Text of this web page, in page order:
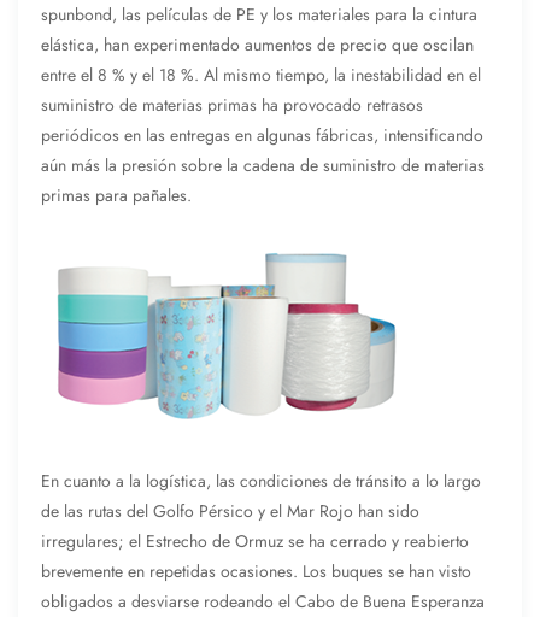
spunbond, las películas de PE y los materiales para la cintura
elástica, han experimentado aumentos de precio que oscilan
entre el 8 % y el 18 %. Al mismo tiempo, la inestabilidad en el
suministro de materias primas ha provocado retrasos
periódicos en las entregas en algunas fábricas, intensificando
aún más la presión sobre la cadena de suministro de materias
primas para pañales.
En cuanto a la logística, las condiciones de tránsito a lo largo
de las rutas del Golfo Pérsico y el Mar Rojo han sido
irregulares; el Estrecho de Ormuz se ha cerrado y reabierto
brevemente en repetidas ocasiones. Los buques se han visto
obligados a desviarse rodeando el Cabo de Buena Esperanza